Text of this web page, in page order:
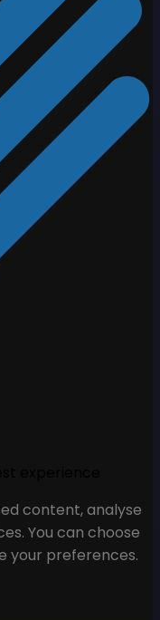
content, analyse
You can choose
your preferences.